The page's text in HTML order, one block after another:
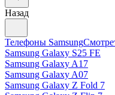
Назад
Телефоны Samsung
Samsung Galaxy S25 FE
Samsung Galaxy A17
Samsung Galaxy A07
Samsung Galaxy Z Fold 7